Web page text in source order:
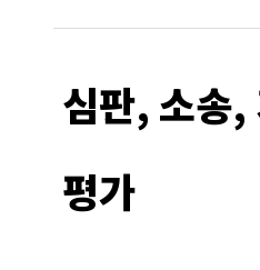
심판, 소송,
평가